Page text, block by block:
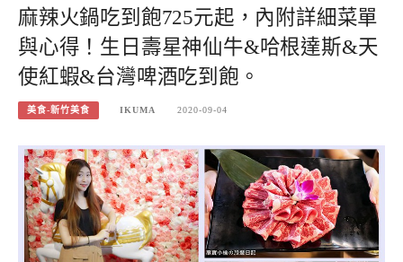
麻辣火鍋吃到飽725元起，內附詳細菜單
與心得！生日壽星神仙牛&哈根達斯&天
使紅蝦&台灣啤酒吃到飽。
美食-新竹美食 IKUMA 2020-09-04